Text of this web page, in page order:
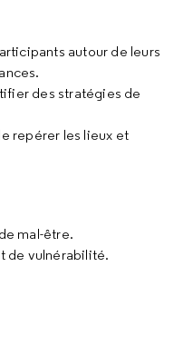
autour de leurs
des stratégies de
repérer les lieux et
mal-être.
de vulnérabilité.